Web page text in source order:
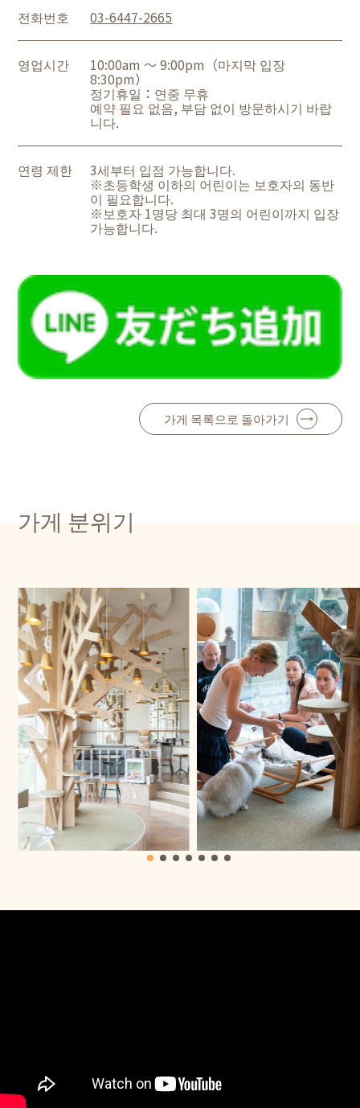
전화번호 03-6447-2665
영업시간 10:00am ～ 9:00pm（마지막 입장
8:30pm）
정기휴일：연중 무휴
예약 필요 없음, 부담 없이 방문하시기 바랍
니다.
연령 제한 3세부터 입점 가능합니다.
※초등학생 이하의 어린이는 보호자의 동반
이 필요합니다.
※보호자 1명당 최대 3명의 어린이까지 입장
가능합니다.
가게 목록으로 돌아가기
가게 분위기